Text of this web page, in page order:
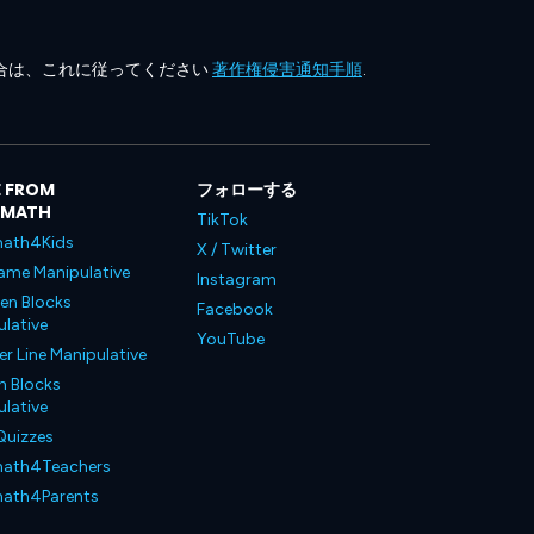
は、これに従ってください著作権侵害通知手順.
FROM
Manipulative
Blocks
Line Manipulative
Blocks
フォローする
TikTok
X / Twitter
Instagram
Facebook
YouTube